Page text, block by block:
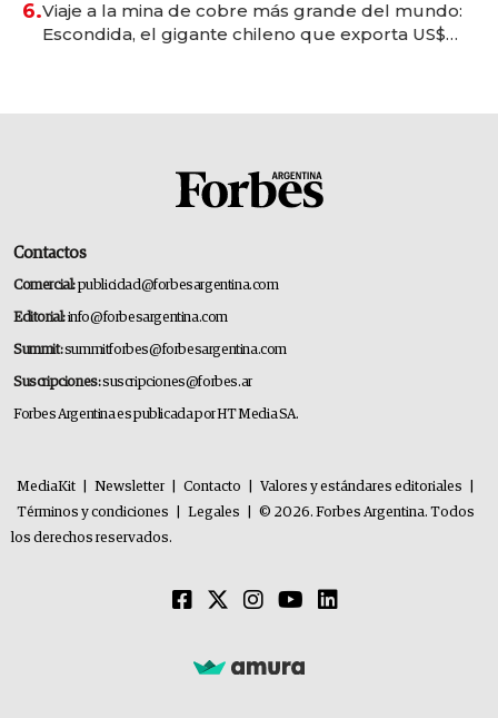
6.Viaje a la mina de cobre más grande del mundo:
Escondida, el gigante chileno que exporta US$
Contactos
Comercial:publicidad@forbesargentina.com
Editorial:info@forbesargentina.com
Summit:summitforbes@forbesargentina.com
Suscripciones:suscripciones@forbes.ar
Forbes Argentina es publicada por HT Media SA.
MediaKit Newsletter Contacto Valores y estándares editoriales
Términos y condiciones
Legales
© 2026. Forbes Argentina. Todos
los derechos reservados.